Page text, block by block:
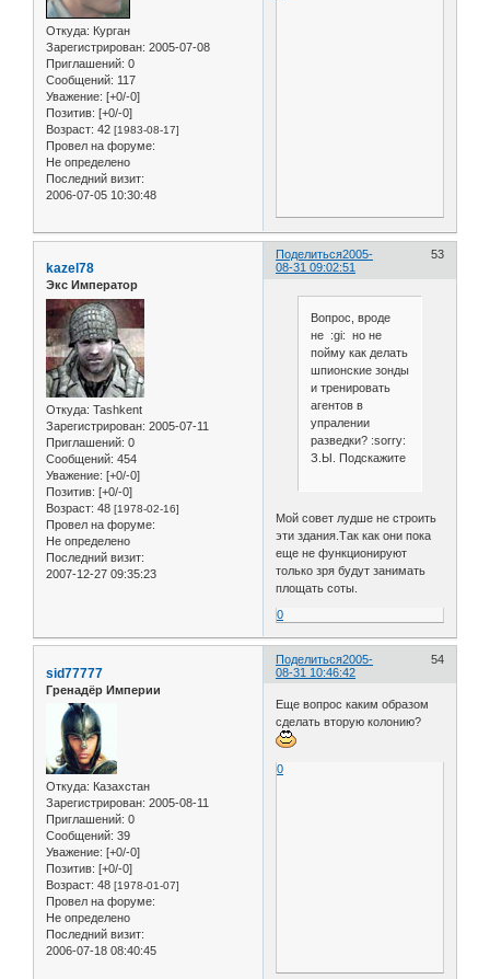
Откуда: Курган
Зарегистрирован: 2005-07-08
Приглашений: 0
Сообщений: 117
Уважение: [+0/-0]
Позитив: [+0/-0]
Возраст: 42 [1983-08-17]
Провел на форуме:
Не определено
Последний визит:
2006-07-05 10:30:48
Поделиться 53
2005-
08-31 09:02:51
kazel78
Экс Император
Откуда: Tashkent
Зарегистрирован: 2005-07-11
Приглашений: 0
Сообщений: 454
Уважение: [+0/-0]
Позитив: [+0/-0]
Возраст: 48 [1978-02-16]
Провел на форуме:
Не определено
Последний визит:
2007-12-27 09:35:23
Вопрос, вроде
не :gi: но не
пойму как делать
шпионские зонды
и тренировать
агентов в
упралении
разведки? :sorry:
З.Ы. Подскажите
Мой совет лудше не строить
эти здания.Так как они пока
еще не функционируют
только зря будут занимать
площать соты.
0
Поделиться 54
2005-
08-31 10:46:42
sid77777
Гренадёр Империи
Откуда: Казахстан
Зарегистрирован: 2005-08-11
Приглашений: 0
Сообщений: 39
Уважение: [+0/-0]
Позитив: [+0/-0]
Возраст: 48 [1978-01-07]
Провел на форуме:
Не определено
Последний визит:
2006-07-18 08:40:45
Еще вопрос каким образом
сделать вторую колонию?
0